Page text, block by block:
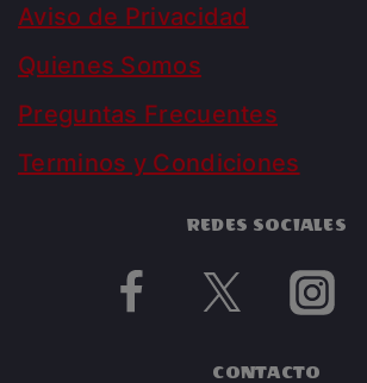
Aviso de Privacidad
Quienes Somos
Preguntas Frecuentes
Terminos y Condiciones
REDES SOCIALES
CONTACTO